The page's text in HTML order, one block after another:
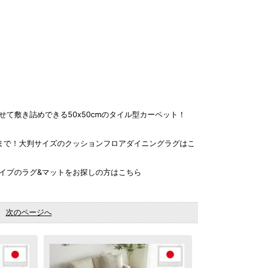
て敷き詰めできる50x50cmのタイル型カーペット！
！大判サイズのクッションフロアダイニングラグはこ
プのラグ&マットをお探しの方はこちら
次のページへ